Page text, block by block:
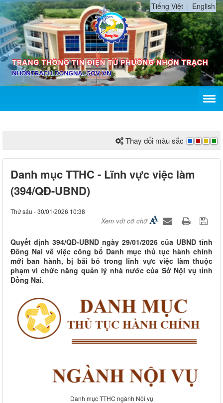
Tiếng Việt English
Thay đổi màu sắc
Danh mục TTHC - Lĩnh vực việc làm
(394/QĐ-UBND)
Thứ sáu - 30/01/2026 10:38
Xem với cỡ chữ
Quyết định 394/QĐ-UBND ngày 29/01/2026 của UBND tỉnh
Đồng Nai về việc công bố Danh mục thủ tục hành chính
mới ban hành, bị bãi bỏ trong lĩnh vực việc làm thuộc
phạm vi chức năng quản lý nhà nước của Sở Nội vụ tỉnh
Đồng Nai.
Danh mục TTHC ngành Nội vụ